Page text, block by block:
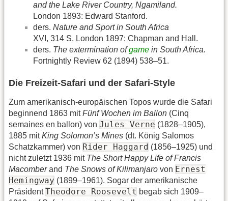
and the Lake River Country, Ngamiland.
London 1893: Edward Stanford.
ders. Nature and Sport in South Africa
XVI, 314 S. London 1897: Chapman and Hall.
ders. The extermination ofgame in South Africa.
Fortnightly Review 62 (1894) 538–51.
Die Freizeit-Safari und der Safari-Style
Zum amerikanisch-europäischen Topos wurde die Safari
beginnend 1863 mitFünf Wochen im Ballon (Cinq
semaines en ballon) von Jules Verne (1828–1905),
1885 mitKing Solomon’s Mines (dt. König Salomos
Schatzkammer) von Rider Haggard (1856–1925) und
nicht zuletzt 1936 mit The Short Happy Life of Francis
Macomberand The Snows of Kilimanjaro von Ernest
Hemingway (1899–1961). Sogar der amerikanische
PräsidentTheodore Roosevelt begab sich 1909–